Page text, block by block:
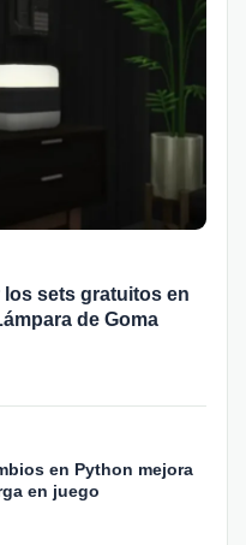
los sets gratuitos en
de Goma
en Python mejora
en juego